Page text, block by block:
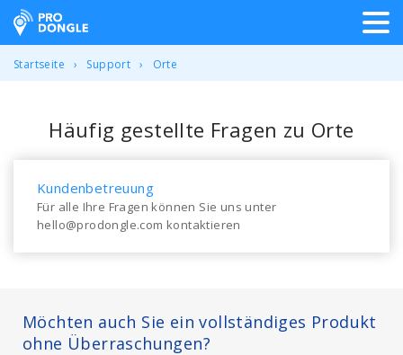
ProDongle Track & Trace
Startseite Support Orte
Häufig gestellte Fragen zu Orte
Kundenbetreuung
Für alle Ihre Fragen können Sie uns unter
hello@prodongle.com kontaktieren
Möchten auch Sie ein vollständiges Produkt
ohne Überraschungen?